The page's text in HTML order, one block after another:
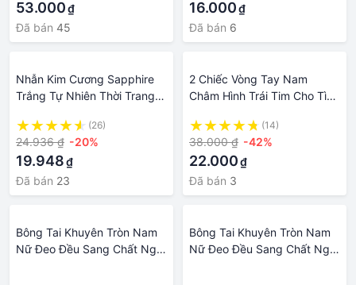
Chống Dị Ứng
53.000₫
Đã bán 45
16.000₫
Đã bán 6
Nhẫn Kim Cương Sapphire
Trắng Tự Nhiên Thời Trang
Phụ Kiện Phong Cách Gothic
Trang Sức Nam
(26)
24.936 ₫ -20%
19.948₫
Đã bán 23
2 Chiếc Vòng Tay Nam
Châm Hình Trái Tim Cho Tình
Khóa Cánh Thiên Thần Bằng
Thép Không Gỉ Charm Hình
Trái Tim Quà Tặng Trang
Sức Tình Bạn
(14)
38.000 ₫ -42%
22.000₫
Đã bán 3
Bông Tai Khuyên Tròn Nam
Nữ Đeo Đều Sang Chất Ngất
Bông Tai Khuyên Tròn Nam
Nữ Đeo Đều Sang Chất Ngất